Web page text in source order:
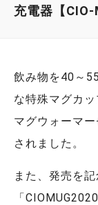
充電器【CIO-
飲み物を40～
な特殊マグカ
マグウォーマ
されました。
また、発売を
「